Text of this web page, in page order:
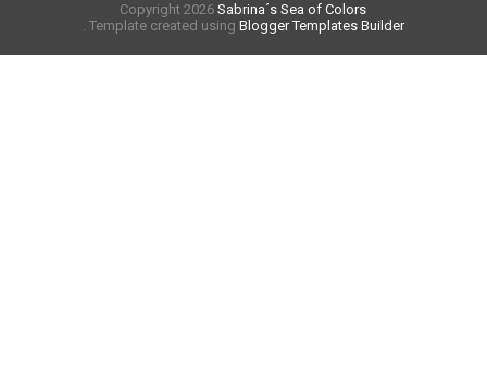
Copyright2026 Sabrina´s Sea of Colors
. Template created using Blogger Templates Builder